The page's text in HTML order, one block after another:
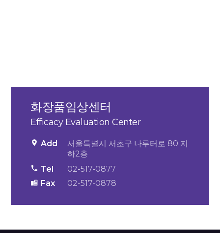
화장품임상센터
Efficacy Evaluation Center
Add
서울특별시 서초구 나루터로 80 지
하2층
Tel
02-517-0877
Fax
02-517-0878